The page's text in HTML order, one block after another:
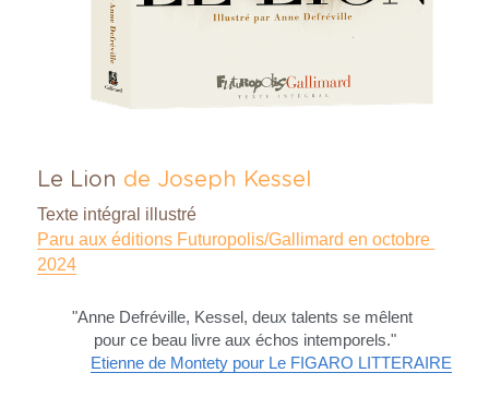
Le Lion de Joseph Kessel
Texte intégral illustré
Paru aux éditions Futuropolis/Gallimard en octobre
2024
"Anne Defréville, Kessel, deux talents se mêlent
pour ce beau livre aux échos intemporels."
Etienne de Montety pour Le FIGARO LITTERAIRE